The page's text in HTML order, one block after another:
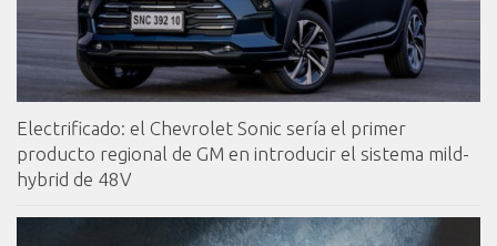
Electrificado: el Chevrolet Sonic sería el primer
producto regional de GM en introducir el sistema mild-
hybrid de 48V